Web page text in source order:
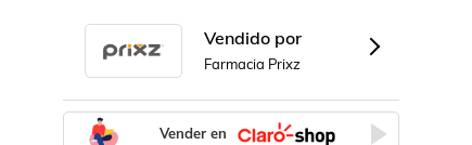
Vendido por
Farmacia Prixz
Vender en